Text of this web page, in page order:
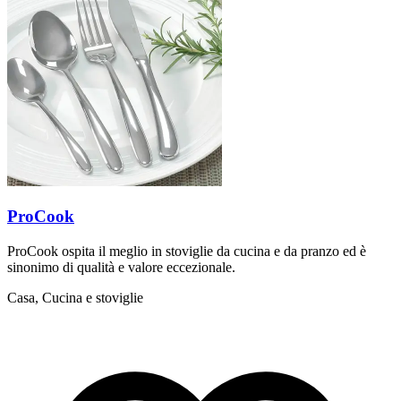
ProCook
ProCook ospita il meglio in stoviglie da cucina e da pranzo ed è
sinonimo di qualità e valore eccezionale.
Casa, Cucina e stoviglie